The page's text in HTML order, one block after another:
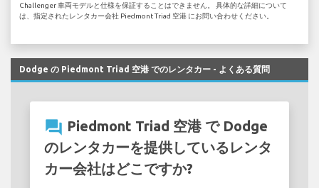
Challenger 車両モデルと仕様を保証することはできません。 具体的な詳細について
は、指定されたレンタカー会社 Piedmont Triad 空港 にお問い合わせください。
Dodge の Piedmont Triad 空港 でのレンタカー - よくある質問
question_answer Piedmont Triad 空港 で Dodge
のレンタカーを提供しているレンタ
カー会社はどこですか?